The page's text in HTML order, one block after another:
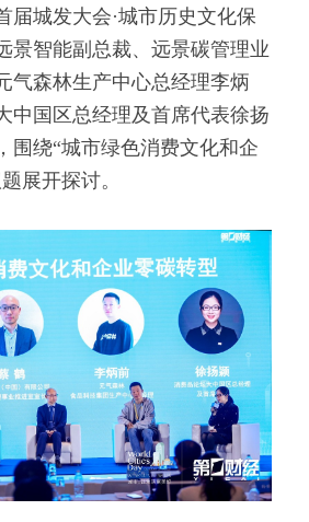
届城发大会·城市历史文化保
景智能副总裁、远景碳管理业
气森林生产中心总经理李炳
中国区总经理及首席代表徐扬
围绕“城市绿色消费文化和企
展开探讨。